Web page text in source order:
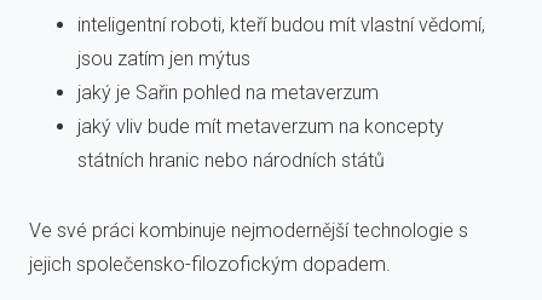
inteligentní roboti, kteří budou mít vlastní vědomí,
jsou zatím jen mýtus
jaký je Sařin pohled na metaverzum
jaký vliv bude mít metaverzum na koncepty
státních hranic nebo národních států
Ve své práci kombinuje nejmodernější technologie s
jejich společensko-filozofickým dopadem.